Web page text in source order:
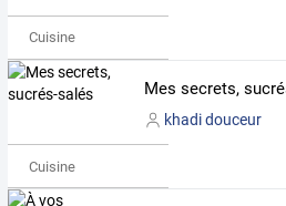
Cuisine
khadi douceur
Cuisine